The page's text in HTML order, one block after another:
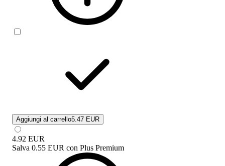
Aggiungi al carrello5.47 EUR
4.92 EUR
Salva 0.55 EUR con Plus Premium